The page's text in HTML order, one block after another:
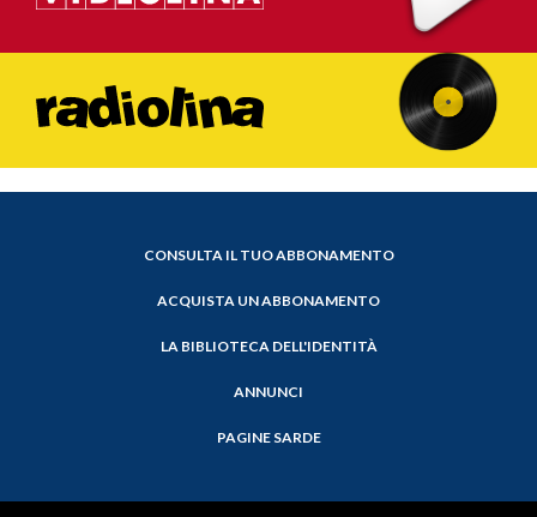
CONSULTA IL TUO ABBONAMENTO
ACQUISTA UN ABBONAMENTO
LA BIBLIOTECA DELL'IDENTITÀ
ANNUNCI
PAGINE SARDE